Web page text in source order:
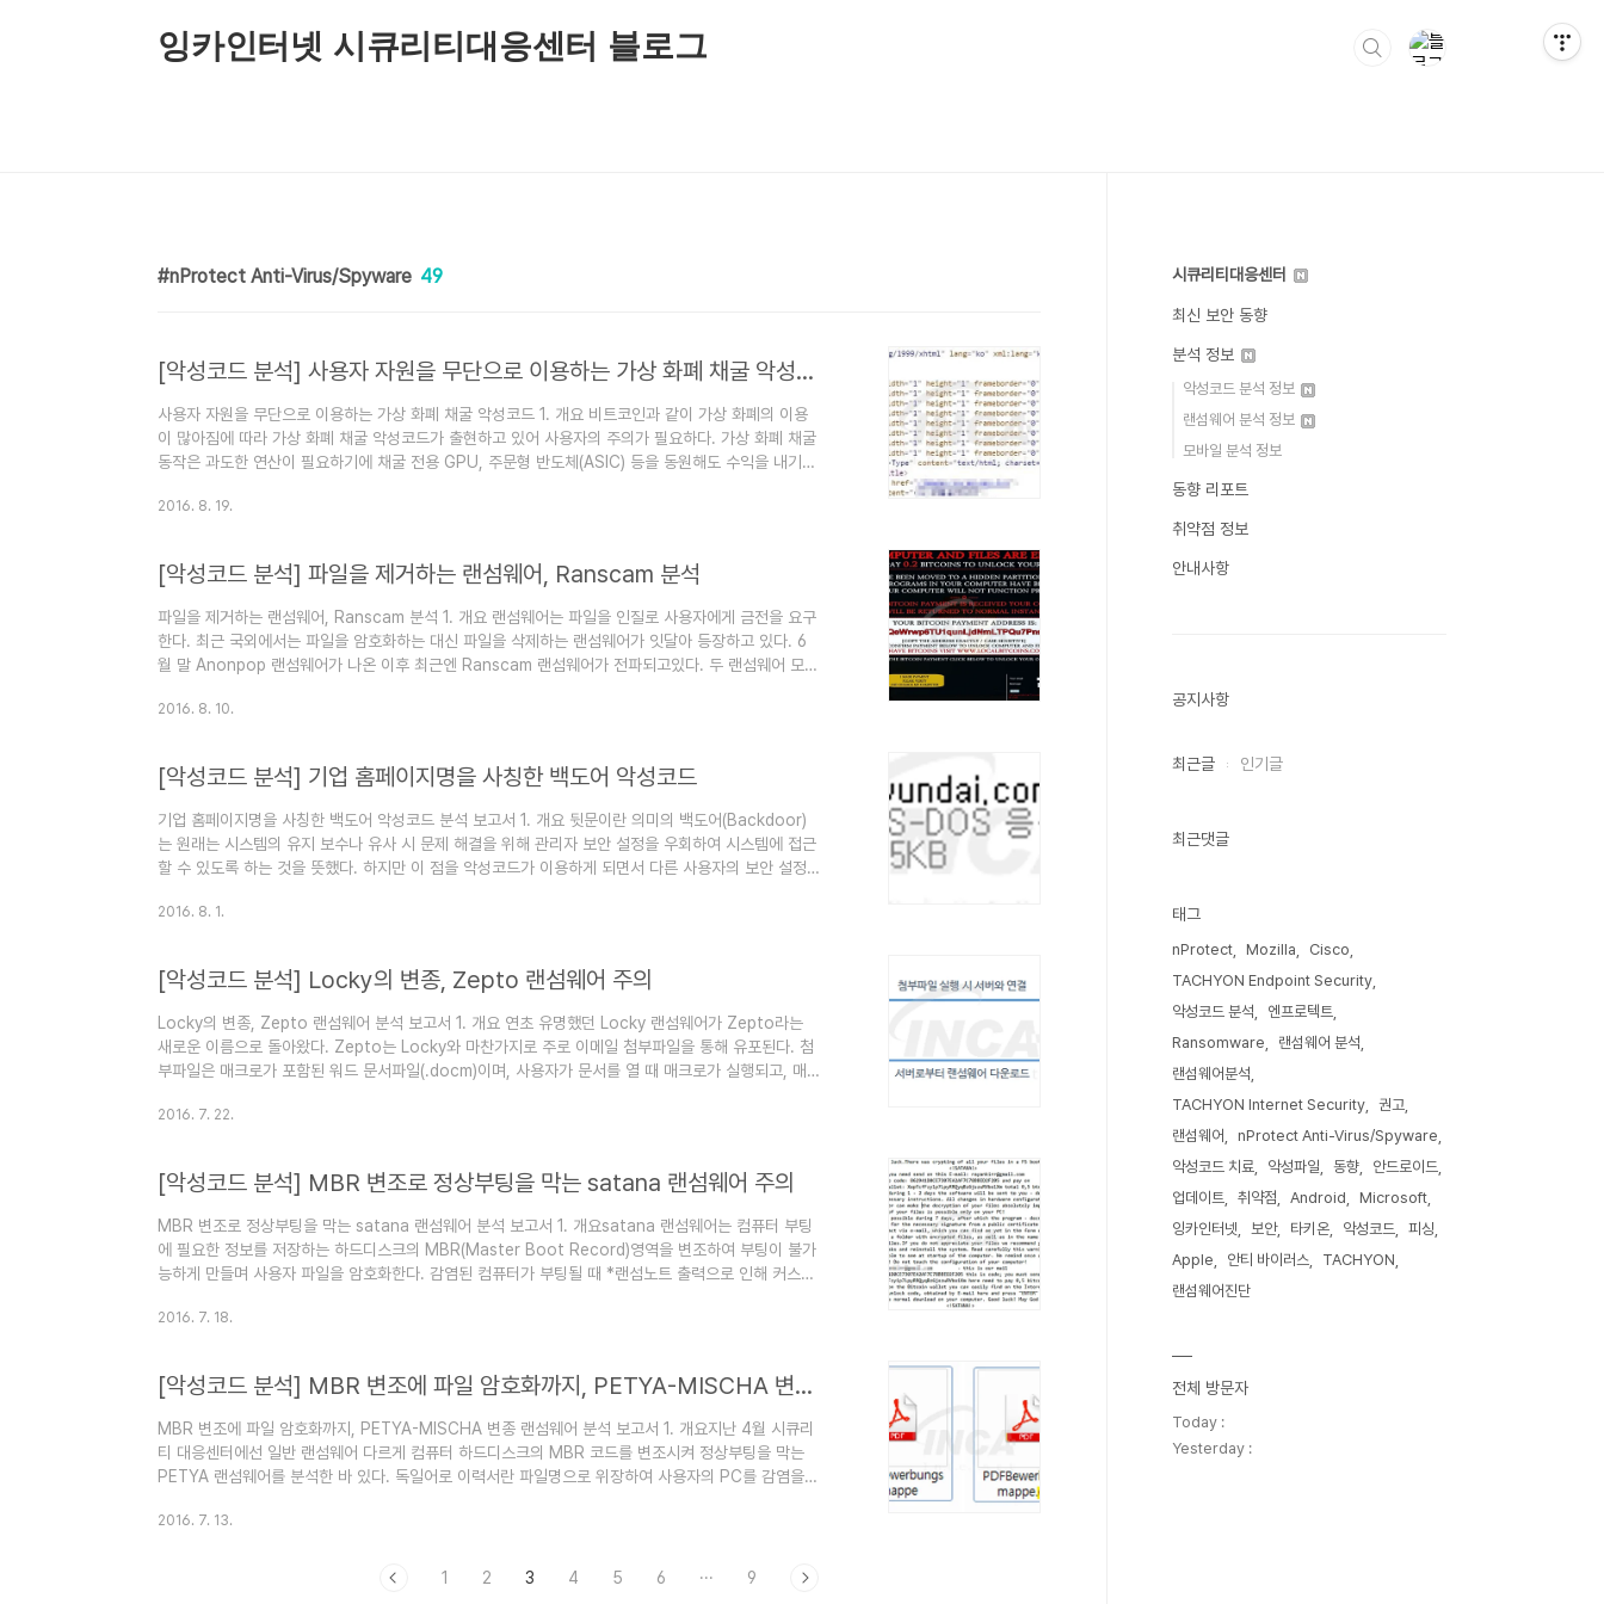
잉카인터넷 시큐리티대응센터 블로그
nProtect Anti-Virus/Spyware 49
[악성코드 분석] 사용자 자원을 무단으로 이용하는 가상 화폐 채굴 악성코드
사용자 자원을 무단으로 이용하는 가상 화폐 채굴 악성코드 1. 개요 비트코인과 같이 가상 화폐의 이용
이 많아짐에 따라 가상 화폐 채굴 악성코드가 출현하고 있어 사용자의 주의가 필요하다. 가상 화폐 채굴
동작은 과도한 연산이 필요하기에 채굴 전용 GPU, 주문형 반도체(ASIC) 등을 동원해도 수익을 내기
정 다수의 자원을 무단으로 이용하는 악성코드를 사용하고 있다. 본 보고서에서 다루게 될 Photo.scr
2016. 8. 19.
[악성코드 분석] 파일을 제거하는 랜섬웨어, Ranscam 분석
파일을 제거하는 랜섬웨어, Ranscam 분석 1. 개요 랜섬웨어는 파일을 인질로 사용자에게 금전을 요구
한다. 최근 국외에서는 파일을 암호화하는 대신 파일을 삭제하는 랜섬웨어가 잇달아 등장하고 있다. 6
월 말 Anonpop 랜섬웨어가 나온 이후 최근엔 Ranscam 랜섬웨어가 전파되고있다. 두 랜섬웨어 모두
일을 확인하면 복호화되지 않고 제거되어 있다. 이렇게 이른바 가짜(Fake) 랜섬웨어라고도 불리는 ‘삭
2016. 8. 10.
[악성코드 분석] 기업 홈페이지명을 사칭한 백도어 악성코드
기업 홈페이지명을 사칭한 백도어 악성코드 분석 보고서 1. 개요 뒷문이란 의미의 백도어(Backdoor)
는 원래는 시스템의 유지 보수나 유사 시 문제 해결을 위해 관리자 보안 설정을 우회하여 시스템에 접근
할 수 있도록 하는 것을 뜻했다. 하지만 이 점을 악성코드가 이용하게 되면서 다른 사용자의 보안 설정
이번 보고서에서는 백도어 악성코드에 대하여 알아보고자 한다. 이번에 분석한 악성코드는 국내 모 대
2-1. 파..
2016. 8. 1.
[악성코드 분석] Locky의 변종, Zepto 랜섬웨어 주의
Locky의 변종, Zepto 랜섬웨어 분석 보고서 1. 개요 연초 유명했던 Locky 랜섬웨어가 Zepto라는
새로운 이름으로 돌아왔다. Zepto는 Locky와 마찬가지로 주로 이메일 첨부파일을 통해 유포된다. 첨
부파일은 매크로가 포함된 워드 문서파일(.docm)이며, 사용자가 문서를 열 때 매크로가 실행되고, 매
여전히 발생하고 있는 만큼 이번 보고서에서는 Zepto 랜섬웨어에 대해 알아보고자 한다. 2. 분석 정보
2016. 7. 22.
[악성코드 분석] MBR 변조로 정상부팅을 막는 satana 랜섬웨어 주의
MBR 변조로 정상부팅을 막는 satana 랜섬웨어 분석 보고서 1. 개요satana 랜섬웨어는 컴퓨터 부팅
에 필요한 정보를 저장하는 하드디스크의 MBR(Master Boot Record)영역을 변조하여 부팅이 불가
능하게 만들며 사용자 파일을 암호화한다. 감염된 컴퓨터가 부팅될 때 *랜섬노트 출력으로 인해 커스텀
이 디버그 메시지로 상세하게 출력되는 등 개발 단계 소프트웨어의 특징이 나타난다. 해당 랜섬웨어의
2016. 7. 18.
[악성코드 분석] MBR 변조에 파일 암호화까지, PETYA-MISCHA 변종 랜섬웨어 주의
MBR 변조에 파일 암호화까지, PETYA-MISCHA 변종 랜섬웨어 분석 보고서 1. 개요지난 4월 시큐리
티 대응센터에선 일반 랜섬웨어 다르게 컴퓨터 하드디스크의 MBR 코드를 변조시켜 정상부팅을 막는
PETYA 랜섬웨어를 분석한 바 있다. 독일어로 이력서란 파일명으로 위장하여 사용자의 PC를 감염을
타나 사용자의 주의가 요구된다. 참고 : PEYTA 랜섬웨어 보고서 2. 분석 정보2-1. 파일 정보구분내용
Trojan/W32.Mikhail.899584악성동작혼합 랜섬웨어 2-2. 유포 경로PETYA 랜섬웨어가 독일어로
2016. 7. 13.
1 2 3 4 5 6 ··· 9
시큐리티대응센터
최신 보안 동향
분석 정보
악성코드 분석 정보
랜섬웨어 분석 정보
모바일 분석 정보
동향 리포트
취약점 정보
안내사항
공지사항
최근글 인기글
최근댓글
태그
nProtect Mozilla
Cisco
TACHYON Endpoint Security
악성코드 분석
엔프로텍트
Ransomware
랜섬웨어 분석
랜섬웨어분석
TACHYON Internet Security
권고
랜섬웨어
nProtect Anti-Virus/Spyware
악성코드 치료
악성파일 동향
안드로이드
업데이트
취약점 Android
Microsoft
잉카인터넷
보안 타키온 악성코드
피싱
Apple
안티 바이러스
TACHYON
랜섬웨어진단
전체 방문자
Today :
Yesterday :